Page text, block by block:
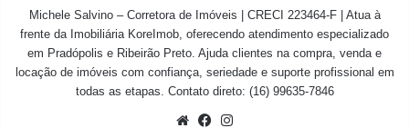
Michele Salvino – Corretora de Imóveis | CRECI 223464-F | Atua à
frente da Imobiliária KoreImob, oferecendo atendimento especializado
em Pradópolis e Ribeirão Preto. Ajuda clientes na compra, venda e
locação de imóveis com confiança, seriedade e suporte profissional em
todas as etapas. Contato direto: (16) 99635-7846
WebsiteFacebook